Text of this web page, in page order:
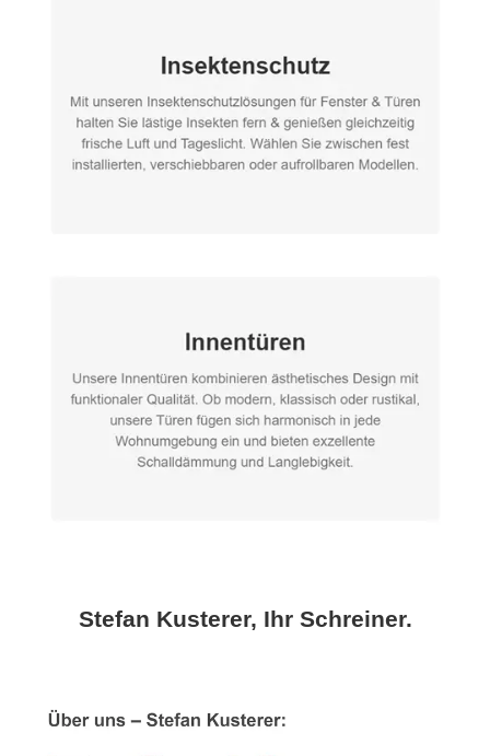
Stefan Kusterer, Ihr Schreiner.